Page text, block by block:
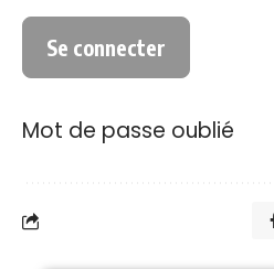
Mot de passe oublié